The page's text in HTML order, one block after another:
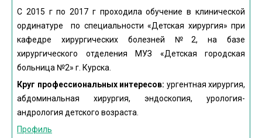
С 2015 г по 2017 г проходила обучение в клинической
ординатуре по специальности «Детская хирургия» при
кафедре хирургических болезней №2, на базе
хирургического отделения МУЗ «Детская городская
больница №2» г. Курска.
Круг профессиональных интересов: ургентная хирургия,
абдоминальная хирургия, эндоскопия, урология-
андрология детского возраста.
Профиль